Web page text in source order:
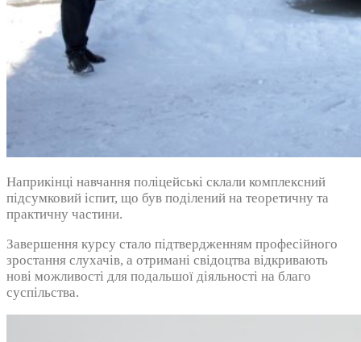
Наприкінці навчання поліцейські склали комплексний
підсумковий іспит, що був поділений на теоретичну та
практичну частини.
Завершення курсу стало підтвердженням професійного
зростання слухачів, а отримані свідоцтва відкривають
нові можливості для подальшої діяльності на благо
суспільства.